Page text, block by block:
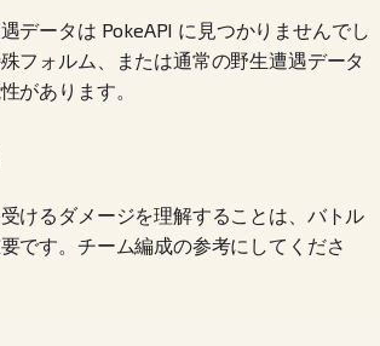
データは PokeAPI に見つかりませんでし
フォルム、または通常の野生遭遇データ
があります。
けるダメージを理解することは、バトル
です。チーム編成の参考にしてくださ